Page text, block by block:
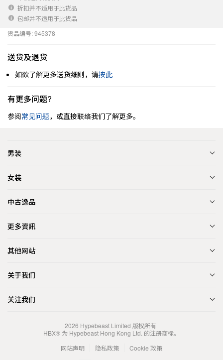
折扣并不适用于此货品
包邮并不适用于此货品
货品编号: 945378
送货及退货
如欲了解更多送货细则，请按此
有更多问题?
参阅常见问题，或直接联络我们了解更多。
男装
女装
中古逸品
更多資訊
其他网站
关于我们
关注我们
2026 Hypebeast Limited 版权所有
HBX® 为 Hypebeast Hong Kong Ltd. 的注册商标。
网站声明
隐私政策
Cookie 政策